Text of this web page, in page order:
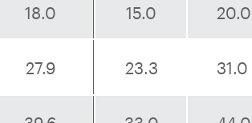
18.0 15.0 20.0
27.9 23.3 31.0